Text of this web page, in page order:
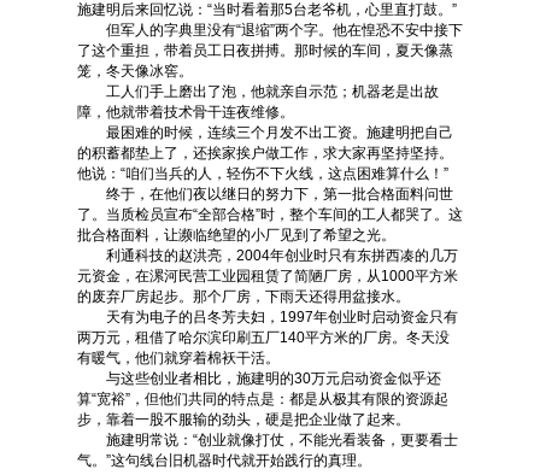
施建明后来回忆说：“当时看着那5台老爷机，心里直打鼓。”
但军人的字典里没有“退缩”两个字。他在惶恐不安中接下
了这个重担，带着员工日夜拼搏。那时候的车间，夏天像蒸
笼，冬天像冰窖。
工人们手上磨出了泡，他就亲自示范；机器老是出故
障，他就带着技术骨干连夜维修。
最困难的时候，连续三个月发不出工资。施建明把自己
的积蓄都垫上了，还挨家挨户做工作，求大家再坚持坚持。
他说：“咱们当兵的人，轻伤不下火线，这点困难算什么！”
终于，在他们夜以继日的努力下，第一批合格面料问世
了。当质检员宣布“全部合格”时，整个车间的工人都哭了。这
批合格面料，让濒临绝望的小厂见到了希望之光。
利通科技的赵洪亮，2004年创业时只有东拼西凑的几万
元资金，在漯河民营工业园租赁了简陋厂房，从1000平方米
的废弃厂房起步。那个厂房，下雨天还得用盆接水。
天有为电子的吕冬芳夫妇，1997年创业时启动资金只有
两万元，租借了哈尔滨印刷五厂140平方米的厂房。冬天没
有暖气，他们就穿着棉袄干活。
与这些创业者相比，施建明的30万元启动资金似乎还
算“宽裕”，但他们共同的特点是：都是从极其有限的资源起
步，靠着一股不服输的劲头，硬是把企业做了起来。
施建明常说：“创业就像打仗，不能光看装备，更要看士
气。”这句线台旧机器时代就开始践行的真理。